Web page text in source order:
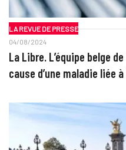
LA REVUE DE PRESSE
04/08/2024
La Libre. L’équipe belge
cause d’une maladie liée